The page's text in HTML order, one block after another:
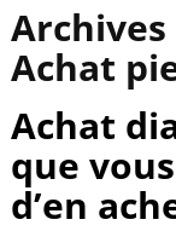
Achat
Achat
que
d’en